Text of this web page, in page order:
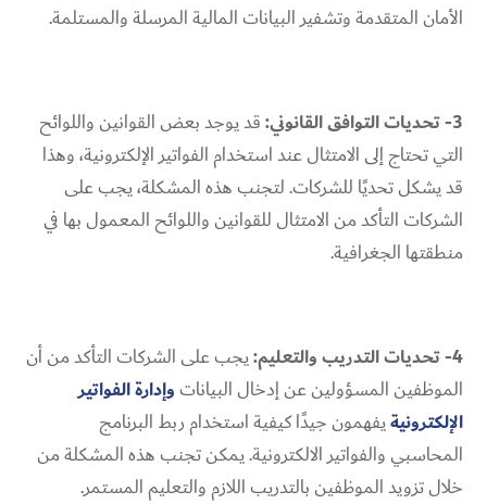
الأمان المتقدمة وتشفير البيانات المالية المرسلة والمستلمة.
3- تحديات التوافق القانوني:
قد يوجد بعض القوانين واللوائح
التي تحتاج إلى الامتثال عند استخدام الفواتير الإلكترونية، وهذا
قد يشكل تحديًا للشركات. لتجنب هذه المشكلة، يجب على
الشركات التأكد من الامتثال للقوانين واللوائح المعمول بها في
منطقتها الجغرافية.
4- تحديات التدريب والتعليم:
يجب على الشركات التأكد من أن
الموظفين المسؤولين عن إدخال البياناتوإدارة الفواتير
الإلكترونيةيفهمون جيدًا كيفية استخدام ربط البرنامج
المحاسبي والفواتير الالكترونية. يمكن تجنب هذه المشكلة من
خلال تزويد الموظفين بالتدريب اللازم والتعليم المستمر.